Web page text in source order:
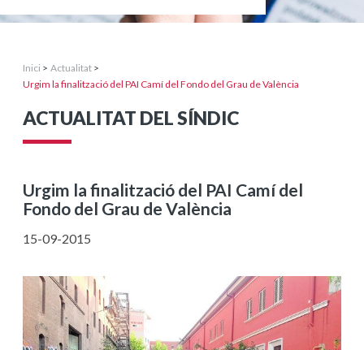
Inici > Actualitat >
Urgim la finalització del PAI Camí del Fondo del Grau de València
ACTUALITAT DEL SÍNDIC
Urgim la finalització del PAI Camí del
Fondo del Grau de València
15-09-2015